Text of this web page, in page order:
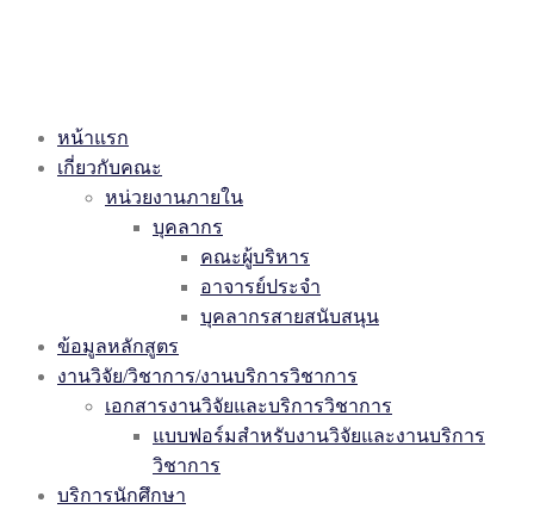
หน้าแรก
เกี่ยวกับคณะ
หน่วยงานภายใน
บุคลากร
คณะผู้บริหาร
อาจารย์ประจำ
บุคลากรสายสนับสนุน
ข้อมูลหลักสูตร
งานวิจัย/วิชาการ/งานบริการวิชาการ
เอกสารงานวิจัยและบริการวิชาการ
แบบฟอร์มสำหรับงานวิจัยและงานบริการ
วิชาการ
บริการนักศึกษา